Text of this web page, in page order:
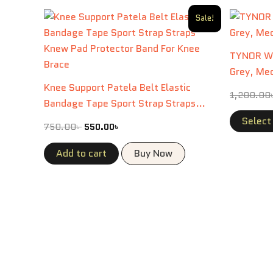
Sale!
Knee Support Patela Belt Elastic
Bandage Tape Sport Strap Straps
750.00৳
Original
price
was:
750.00৳ .
550.00৳
Current
is:
550.00৳ .
Add to cart Buy Now
TYNOR
Grey,
1,200.00